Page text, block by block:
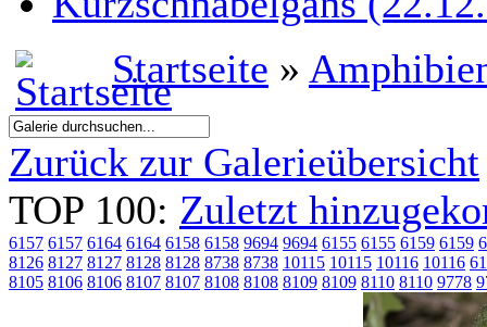
Startseite »
Zurück zur Galerieübersicht
TOP 100: Zuletzt
6157 6157 6164 6164 6158 6158 9694 9694 6155 6155 6159 6159
8126 8127 8127 8128 8128 8738 8738 10115 10115 10116 10116
8105 8106 8106 8107 8107 8108 8108 8109 8109 8110 8110 9778